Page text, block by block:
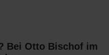
Bei Otto Bischof im